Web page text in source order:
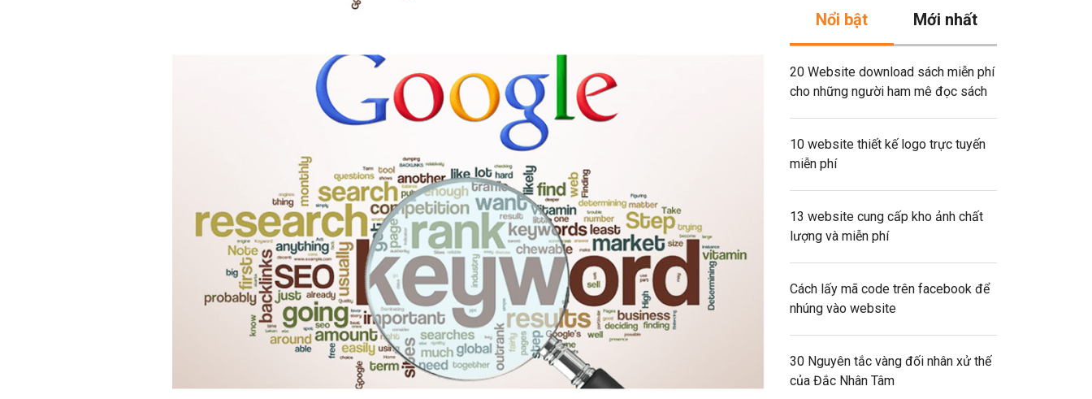
Nổi bật Mới nhất
20 Website download sách miễn phí
cho những người ham mê đọc sách
10 website thiết kế logo trực tuyến
miễn phí
13 website cung cấp kho ảnh chất
lượng và miễn phí
Cách lấy mã code trên facebook để
nhúng vào website
30 Nguyên tắc vàng đối nhân xử thế
của Đắc Nhân Tâm